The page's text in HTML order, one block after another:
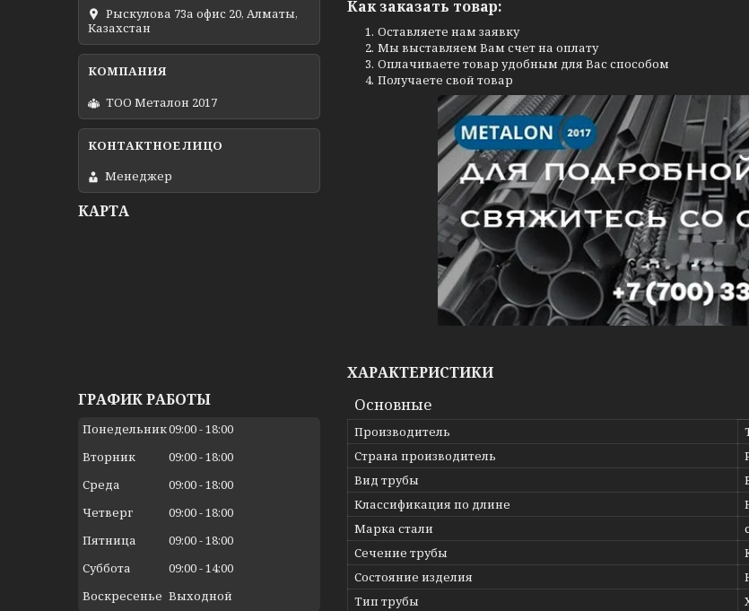
Как заказать товар:
Оставляете нам заявку
Мы выставляем Вам счет на оплату
Оплачиваете товар удобным для Вас способом
Получаете свой товар
ХАРАКТЕРИСТИКИ
Основные
Производитель
Страна производитель
Вид трубы
Классификация по длине
Марка стали
Сечение трубы
Состояние изделия
Тип трубы
Рыскулова 73а офис 20, Алматы,
Казахстан
ТОО Металон 2017
Менеджер
КАРТА
ГРАФИК РАБОТЫ
Понедельник09:00 18:00
Вторник
09:00 18:00
Среда
09:00 18:00
Четверг
09:00 18:00
Пятница
09:00 18:00
Суббота
09:00 14:00
Воскресенье Выходной